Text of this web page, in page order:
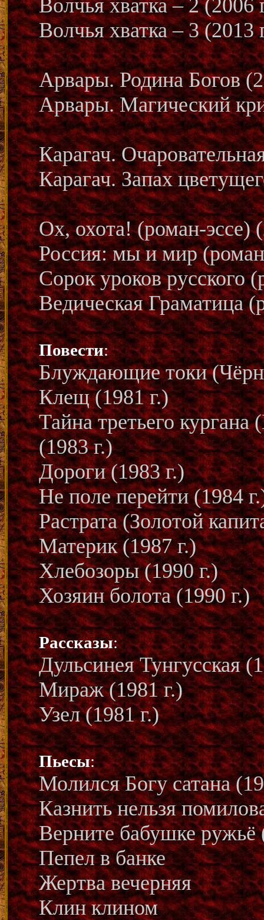
Волчья хватка – 2 (2006
Волчья хватка – 3 (2013
Арвары. Родина Богов
Арвары. Магический
Карагач.
Карагач. Запах
Ох, охота! (роман-эссе)
Россия: мы и мир
Сорок уроков русского
Ведическая Граматица
Повести:
Блуждающие токи
Клещ (1981 г.)
Тайна третьего кургана
(1983 г.)
Дороги (1983 г.)
Не поле перейти (1984
Растрата (Золотой
Материк (1987 г.)
Хлебозоры (1990 г.)
Хозяин болота (1990 г.)
Рассказы:
Дульсинея Тунгусская
Мираж (1981 г.)
Узел (1981 г.)
Пьесы:
Молился Богу сатана
Казнить нельзя
Верните бабушке ружьё
Пепел в банке
Жертва вечерняя
Клин клином